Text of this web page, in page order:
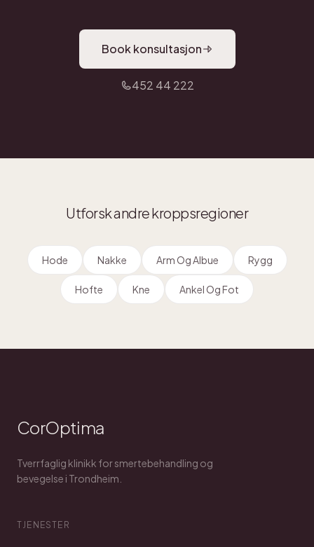
Book konsultasjon
452 44 222
Utforsk andre kroppsregioner
Hode Nakke Arm Og Albue Rygg
Hofte Kne Ankel Og Fot
CorOptima
Tverrfaglig klinikk for smertebehandling og
bevegelse i Trondheim.
TJENESTER